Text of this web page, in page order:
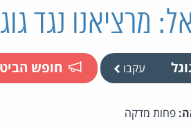
מרציאנו נגד
עקבו חופש
פחות מדקה